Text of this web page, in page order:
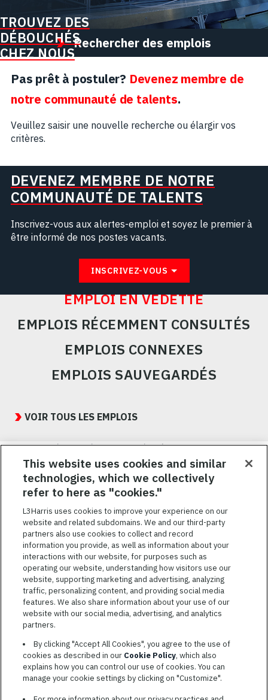
TROUVEZ DES
DÉBOUCHÉS
CHEZ NOUS
Rechercher des emplois
Pas prêt à postuler? Devenez membre de
notre communauté de talents.
Veuillez saisir une nouvelle recherche ou élargir vos
critères.
DEVENEZ MEMBRE DE NOTRE
COMMUNAUTÉ DE TALENTS
Inscrivez-vous aux alertes-emploi et soyez le premier à
être informé de nos postes vacants.
INSCRIVEZ-VOUS
EMPLOI EN VEDETTE
EMPLOIS RÉCEMMENT CONSULTÉS
EMPLOIS CONNEXES
EMPLOIS SAUVEGARDÉS
JobsVOIR TOUS LES EMPLOIS
Nous visons à attirer, à mobiliser et à fidéliser une main-d’œuvre
hautement performante et diversifiée. De plus, nous croyons
qu’une culture d’inclusion amusante et décontractée aide nos
employés à réaliser leur plein potentiel. Nous donnons les moyens
à nos employés, sans égard à leur race, leur couleur, leur religion,
origine nationale, leur handicap ou leur statut d’ancien
combattant, d’innover afin de résoudre les problèmes les plus
coriaces de nos clients.
CONDITIONS GÉNÉRALES D’UTILISATION
COOKIE SETTINGS
PLAN DU SITE
PRIVACY POLICY
COOKIE CHOICES & INFO
L3HARRIS.COM
This website uses cookies and similar
technologies, which we collectively
refer to here as "cookies."
L3Harris uses cookies to improve your experience on our
website and related subdomains. We and our third-party
partners also use cookies to collect and record
information you provide, as well as information about your
interactions with our website, for purposes such as
operating our website, understanding how visitors use our
website, supporting marketing and advertising, analyzing
traffic, personalizing content, and providing social media
features. We also share information about your use of our
website with our social media, advertising, and analytics
partners.
By clicking "Accept All Cookies", you agree to the use of
cookies as described in our Cookie Policy, which also
explains how you can control our use of cookies. You can
manage your cookie settings by clicking on "Customize".